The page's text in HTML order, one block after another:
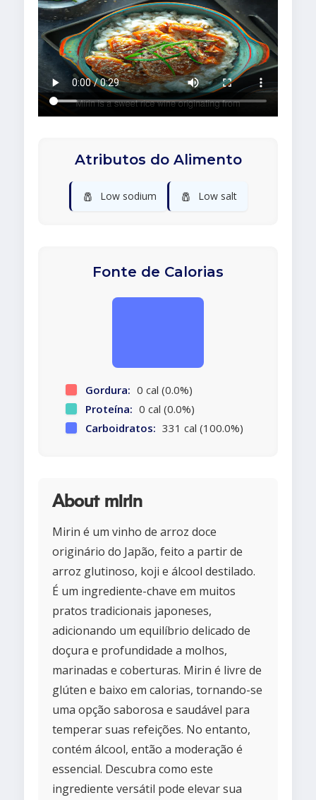
Atributos do Alimento
🧂 Low sodium 🧂 Low salt
Fonte de Calorias
Gordura: 0 cal (0.0%)
Proteína: 0 cal (0.0%)
Carboidratos: 331 cal (100.0%)
About mirin
Mirin é um vinho de arroz doce
originário do Japão, feito a partir de
arroz glutinoso, koji e álcool destilado.
É um ingrediente-chave em muitos
pratos tradicionais japoneses,
adicionando um equilíbrio delicado de
doçura e profundidade a molhos,
marinadas e coberturas. Mirin é livre de
glúten e baixo em calorias, tornando-se
uma opção saborosa e saudável para
temperar suas refeições. No entanto,
contém álcool, então a moderação é
essencial. Descubra como este
ingrediente versátil pode elevar sua